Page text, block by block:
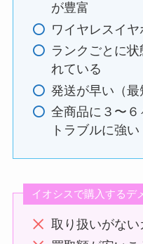
が豊富
ワイヤレスイ
ランクごとに
れている
発送が早い（最
全商品に３〜６
トラブルに強い
イオシスで購入するデ
取り扱いがな